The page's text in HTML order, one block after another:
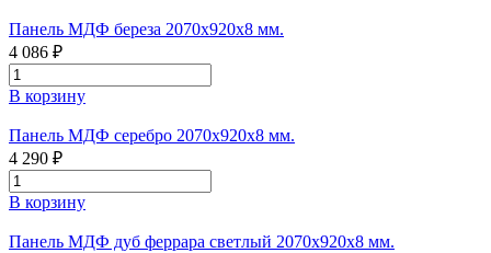
Панель МДФ береза 2070х920х8 мм.
4 086 ₽
В корзину
Панель МДФ серебро 2070х920х8 мм.
4 290 ₽
В корзину
Панель МДФ дуб феррара светлый 2070х920х8 мм.